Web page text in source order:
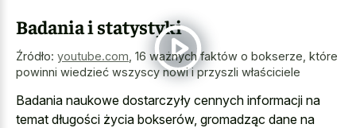
Badania i statystyki
Źródło: youtube.com, 16 ważnych faktów o bokserze, które
powinni wiedzieć wszyscy nowi i przyszli właściciele
Badania naukowe dostarczyły cennych informacji na
temat długości życia bokserów, gromadząc dane na